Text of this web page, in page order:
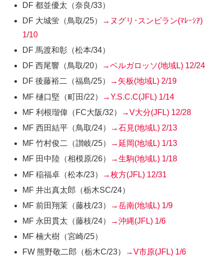
DF 都並優太 （奈良/33）
DF 大城蛍 （鳥取/25）
→ヌグリ･スンビラン(ﾏﾚｰｼｱ)
1/10
DF 馬渡和彰 （松本/34）
DF 西尾響 （鳥取/20） →ベルガロッソ(地域L) 12/24
DF 後藤裕二 （福島/25） →矢板(地域L) 2/19
MF 樋口堅 （町田/22） →Y.S.C.C(JFL) 1/14
MF 利根瑠偉 （FC大阪/32） →V大分(JFL) 12/28
MF 西田結平 （鳥取/24） →石見(地域L) 2/13
MF 竹村俊二
（讃岐/25） →延岡(地域L) 1/13
MF 田中陸 （相模原/26） →生駒(地域L) 1/18
MF 稲福卓 （松本/23） →枚方(JFL) 12/31
MF 井出真太郎 （栃木SC/24）
MF 前田翔茉 （藤枝/23） →岳南(地域L) 1/9
MF 永田貫太 （藤枝/24） →沖縄(JFL) 1/6
MF 楠大樹 （宮崎/25）
FW 熊野敬二郎 （栃木C/23） →V市原(JFL) 1/6